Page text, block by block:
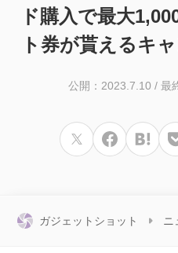
ド購入で最大
ト券が貰えるキ
公開：2023.7.10 / 最
ガジェットショット ニ